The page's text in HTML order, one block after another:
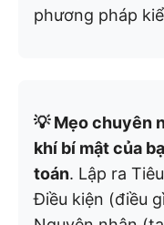
phương pháp
💡 Mẹo chuyên
khí bí mật của
toán. Lập ra
Điều kiện (điều